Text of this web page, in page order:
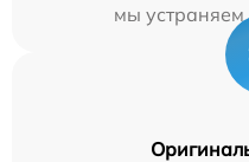
мы устраняем